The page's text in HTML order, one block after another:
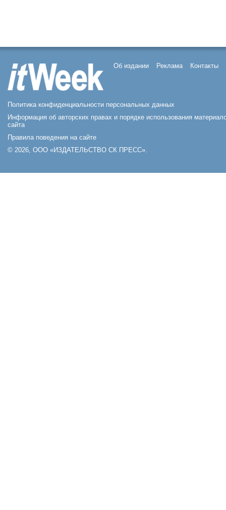
Об издании Реклама Контакты
Политика конфиденциальности персональных данных
Информация об авторских правах и порядке использования
сайта
Правила поведения на сайте
© 2026, ООО «ИЗДАТЕЛЬСТВО СК ПРЕСС».